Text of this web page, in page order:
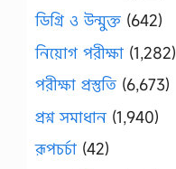
ডিগ্রি ও উন্মুক্ত (642)
নিয়োগ পরীক্ষা (1,282)
পরীক্ষা প্রস্তুতি (6,673)
প্রশ্ন সমাধান (1,940)
রূপচর্চা (42)